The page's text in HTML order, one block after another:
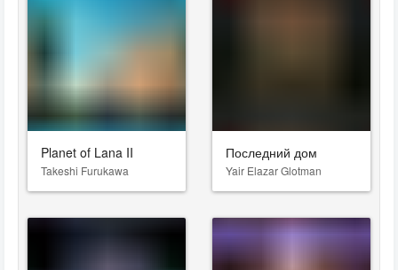
Planet of Lana II
Takeshi Furukawa
Последний дом
Yair Elazar Glotman